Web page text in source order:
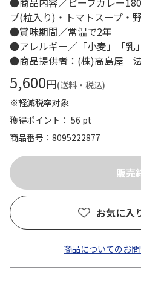
プ(粒入り)・トマトスープ
●賞味期間／常温で2年
●アレルギー／「小麦」「乳
●商品提供者：(株)高島屋
5,600円(送料・税込)
※軽減税率対象
獲得ポイント： 56 pt
商品番号
8095222877
お気に入
商品についてのお